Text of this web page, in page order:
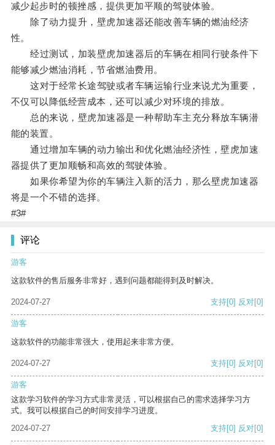
减少起步时的顿挫感，提供更加平顺的驾驶体验。
除了动力提升，壁虎加速器还能改善车辆的燃油经济
性。
经过测试，加装壁虎加速器后的车辆在相同行驶条件下
能够减少燃油消耗，节省燃油费用。
这对于经常长途驾驶或者车辆运输行业来说尤为重要，
不仅可以降低经营成本，还可以减少对环境的排放。
总的来说，壁虎加速器是一种帮助车主充分释放车辆潜
能的装置。
通过增加车辆的动力输出和优化燃油经济性，壁虎加速
器提供了更加顺畅和高效的驾驶体验。
如果你希望为你的车辆注入新的活力，那么壁虎加速器
将是一个不错的选择。
#3#
评论
游客
这款软件的售后服务非常好，遇到问题都能得到及时解决。
2024-07-27 支持[0] 反对[0]
游客
这款软件的功能非常强大，使用起来非常方便。
2024-07-27 支持[0] 反对[0]
游客
这款学习软件的学习方式非常灵活，可以根据自己的需求选择学习方
式。我可以根据自己的时间安排学习进度。
2024-07-27
支持[0] 反对[0]